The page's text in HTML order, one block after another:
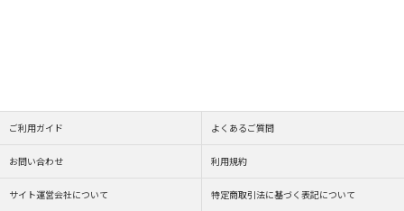
ご利用ガイド よくあるご質問
お問い合わせ 利用規約
サイト運営会社について 特定商取引法に基づく表記について